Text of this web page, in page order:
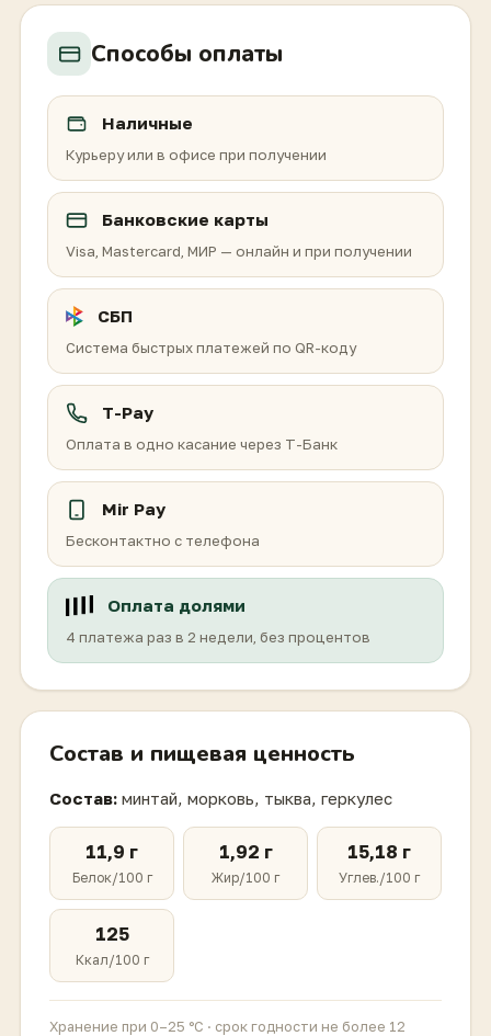
Способы оплаты
Наличные
Курьеру или в офисе при получении
Банковские карты
Visa, Mastercard, МИР — онлайн и при получении
СБП
Система быстрых платежей по QR-коду
T-Pay
Оплата в одно касание через Т-Банк
Mir Pay
Бесконтактно с телефона
Оплата долями
4 платежа раз в 2 недели, без процентов
Состав и пищевая ценность
Состав: минтай, морковь, тыква, геркулес
11,9 г
Белок/100 г
1,92 г
Жир/100 г
15,18 г
Углев./100 г
125
Ккал/100 г
Хранение при 0–25 °С · срок годности не более 12